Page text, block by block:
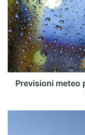
per
Salerno
e
Vallo
della
Lucania
-
finoPrevisioni meteo